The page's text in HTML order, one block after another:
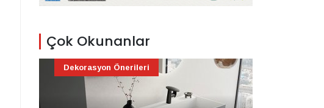
Çok Okunanlar
Dekorasyon Önerileri